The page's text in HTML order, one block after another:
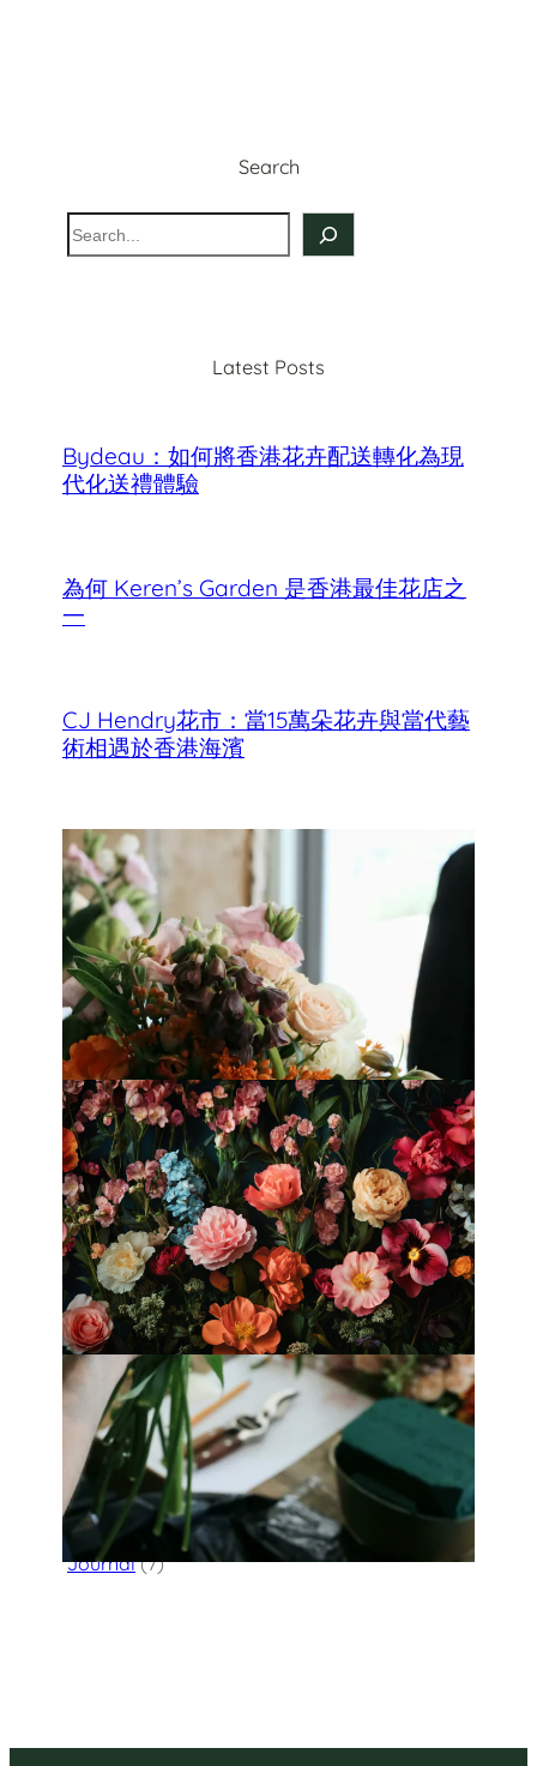
Search
S
e
Latest Posts
Bydeau：如何將香港花卉配送轉化為現
代化送禮體驗
為何 Keren’s Garden 是香港最佳花店之
一
CJ Hendry花市：當15萬朵花卉與當代藝
術相遇於香港海濱
香港母親節最佳花店
Fleurology by H.：奢華花藝工作室
Categories
Flower Delivery(123)
HK Florist Directory
(30)
Journal(7)